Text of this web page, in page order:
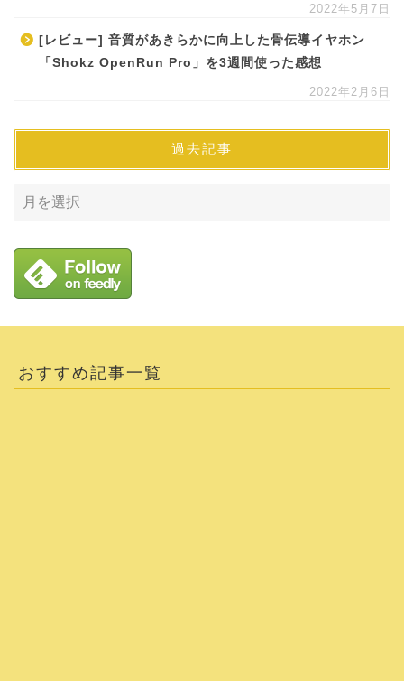
2022年5月7日
[レビュー] 音質があきらかに向上した骨伝導イヤホン
「Shokz OpenRun Pro」を3週間使った感想
2022年2月6日
過去記事
おすすめ記事一覧